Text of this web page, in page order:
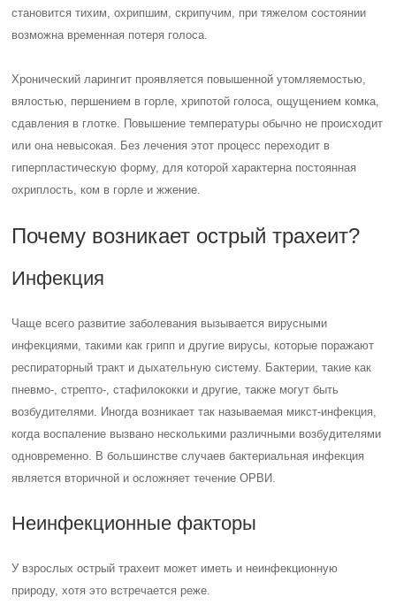
становится тихим, охрипшим, скрипучим, при тяжелом состоянии
возможна временная потеря голоса.
Хронический ларингит проявляется повышенной утомляемостью,
вялостью, першением в горле, хрипотой голоса, ощущением комка,
сдавления в глотке. Повышение температуры обычно не происходит
или она невысокая. Без лечения этот процесс переходит в
гиперпластическую форму, для которой характерна постоянная
охриплость, ком в горле и жжение.
Почему возникает острый трахеит?
Инфекция
Чаще всего развитие заболевания вызывается вирусными
инфекциями, такими как грипп и другие вирусы, которые поражают
респираторный тракт и дыхательную систему. Бактерии, такие как
пневмо-, стрепто-, стафилококки и другие, также могут быть
возбудителями. Иногда возникает так называемая микст-инфекция,
когда воспаление вызвано несколькими различными возбудителями
одновременно. В большинстве случаев бактериальная инфекция
является вторичной и осложняет течение ОРВИ.
Неинфекционные факторы
У взрослых острый трахеит может иметь и неинфекционную
природу, хотя это встречается реже.